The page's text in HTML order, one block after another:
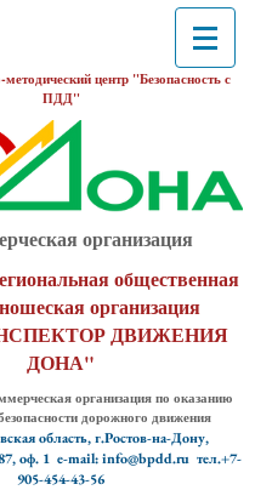
центр "Безопасность с
ПДД"
организация
общественная
организация
ДВИЖЕНИЯ
ДОНА"
организация по оказанию
дорожного движения
область, г.Ростов-на-Дону,
оф. 1 e-mail: info@bpdd.ru тел.+7-
905-454-43-56